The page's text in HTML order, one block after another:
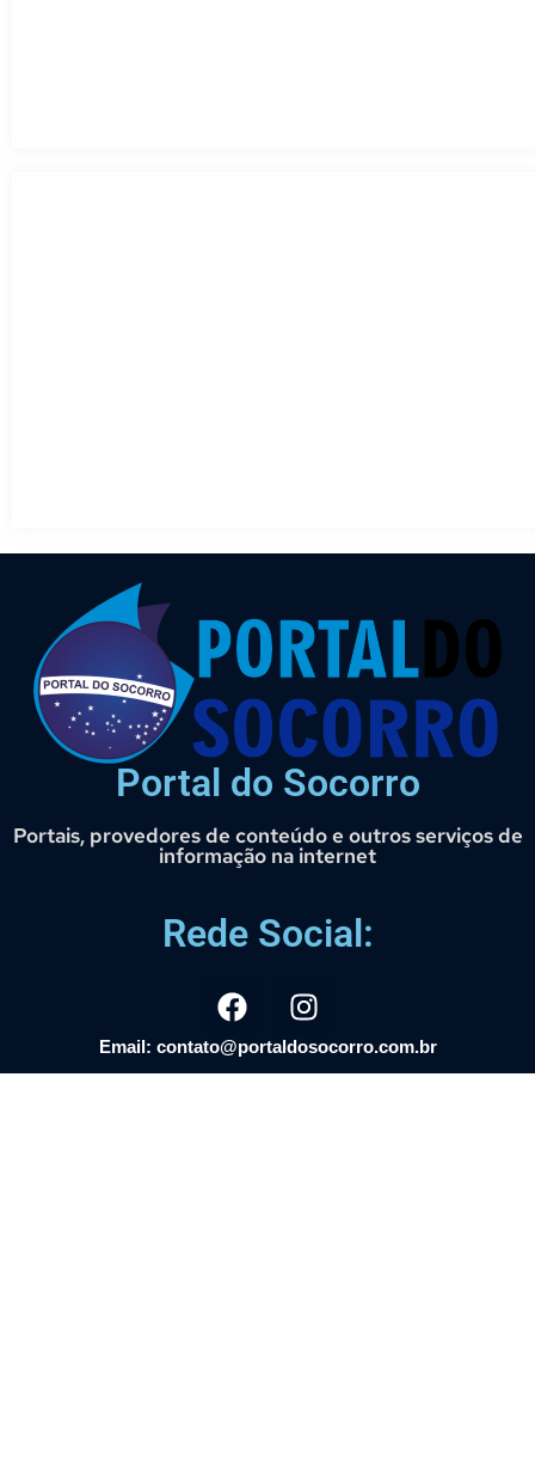
Portal do Socorro
Portais, provedores de conteúdo e outros serviços de
informação na internet
Rede Social:
Email: contato@portaldosocorro.com.br